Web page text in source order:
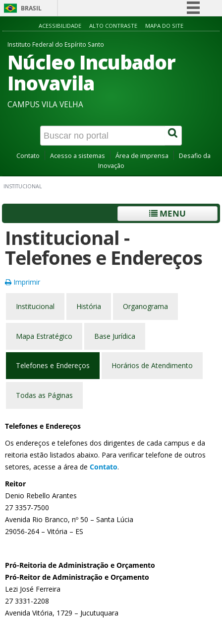
BRASIL
Simplifique!
Participe
Acesso à informação
ACESSIBILIDADE ALTO CONTRASTE MAPA DO SITE
Instituto Federal do Espírito Santo
Núcleo Incubador
Inovavila
CAMPUS VILA VELHA
Contato Acesso a sistemas Área de imprensa
Desafio da
Inovação
INSTITUCIONAL
MENU
Institucional -
Telefones e Endereços
Imprimir
Institucional História Organograma
Mapa Estratégico Base Jurídica
Telefones e Endereços Horários de Atendimento
Todas as Páginas
Telefones e Endereços
Os endereços e telefones dos dirigentes de cada campus e da
reitoria estão listados abaixo. Para verificar telefone de outros
setores, acesse a área de Contato.
Reitor
Denio Rebello Arantes
27 3357-7500
Avenida Rio Branco, nº 50 – Santa Lúcia
29056-264 – Vitória – ES
Pró-Reitoria de Administração e Orçamento
Pró-Reitor de Administração e Orçamento
Lezi José Ferreira
27 3331-2208
Avenida Vitória, 1729 – Jucutuquara